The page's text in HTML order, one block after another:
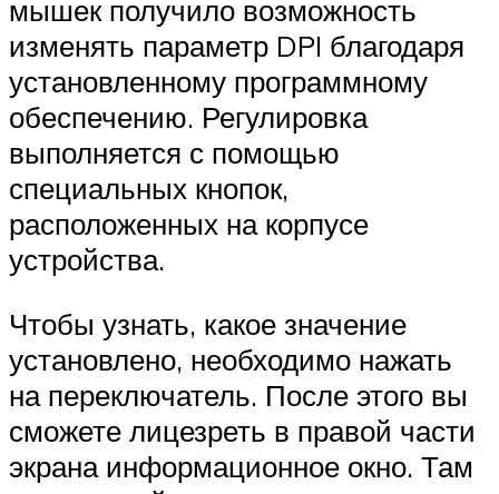
мышек получило возможность
изменять параметр DPI благодаря
установленному программному
обеспечению. Регулировка
выполняется с помощью
специальных кнопок,
расположенных на корпусе
устройства.
Чтобы узнать, какое значение
установлено, необходимо нажать
на переключатель. После этого вы
сможете лицезреть в правой части
экрана информационное окно. Там